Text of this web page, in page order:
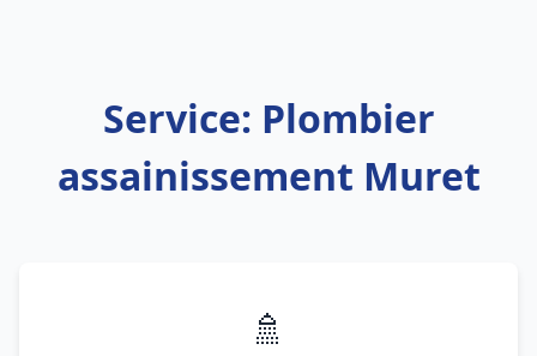
Service: Plombier
assainissement Muret
🚿